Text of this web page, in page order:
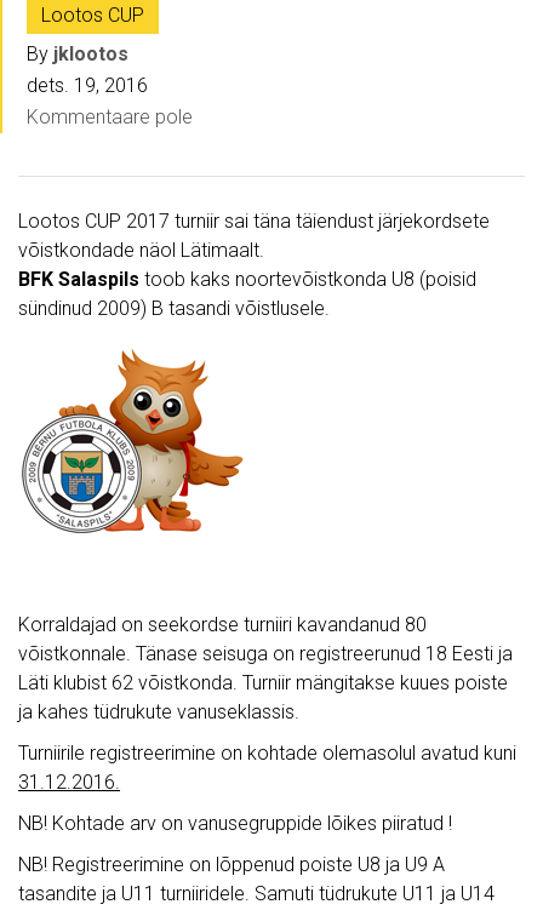
Lootos CUP
By jklootos
dets. 19, 2016
Kommentaare pole
Lootos CUP 2017 turniir sai täna täiendust järjekordsete
võistkondade näol Lätimaalt.
BFK Salaspils toob kaks noortevõistkonda U8 (poisid
sündinud 2009) B tasandi võistlusele.
Korraldajad on seekordse turniiri kavandanud 80
võistkonnale. Tänase seisuga on registreerunud 18 Eesti ja
Läti klubist 62 võistkonda. Turniir mängitakse kuues poiste
ja kahes tüdrukute vanuseklassis.
Turniirile registreerimine on kohtade olemasolul avatud kuni
31.12.2016.
NB! Kohtade arv on vanusegruppide lõikes piiratud !
NB! Registreerimine on lõppenud poiste U8 ja U9 A
tasandite ja U11 turniiridele. Samuti tüdrukute U11 ja U14